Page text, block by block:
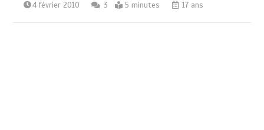
4 février 2010 3 5 minutes 17 ans